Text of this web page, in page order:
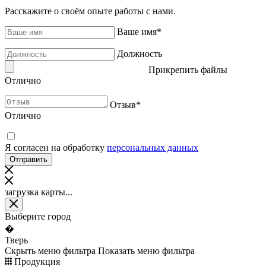
Расскажите о своём опыте работы с нами.
Ваше имя*
Должность
Прикрепить файлы
Отлично
Отзыв*
Отлично
Я согласен на обработку персональных данных
загрузка карты...
Выберите город
�
Тверь
Скрыть меню фильтра Показать меню фильтра
Продукция